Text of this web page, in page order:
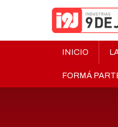
INICIO
FORMÁ